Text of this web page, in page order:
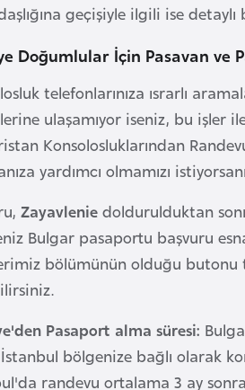
geçişiyle ilgili ise
Doğumlular İçin Pasavan ve
telefonlarınıza ısrarlı
ulaşamıyor iseniz, bu işler
Konsolosluklarından
yardımcı olmamızı
Zayavlenie doldurulduktan
Bulgar pasaportu başvuru
bölümünün olduğu butonu
Pasaport alma süresi:
bölgenize bağlı olarak
randevu ortalama 3 ay